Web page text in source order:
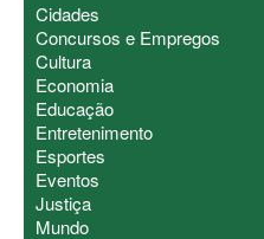
Cidades
Concursos e Empregos
Cultura
Economia
Educação
Entretenimento
Esportes
Eventos
Justiça
Mundo